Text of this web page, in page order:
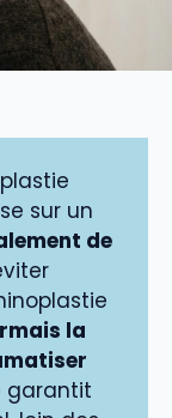
sur un
de
la
garantit